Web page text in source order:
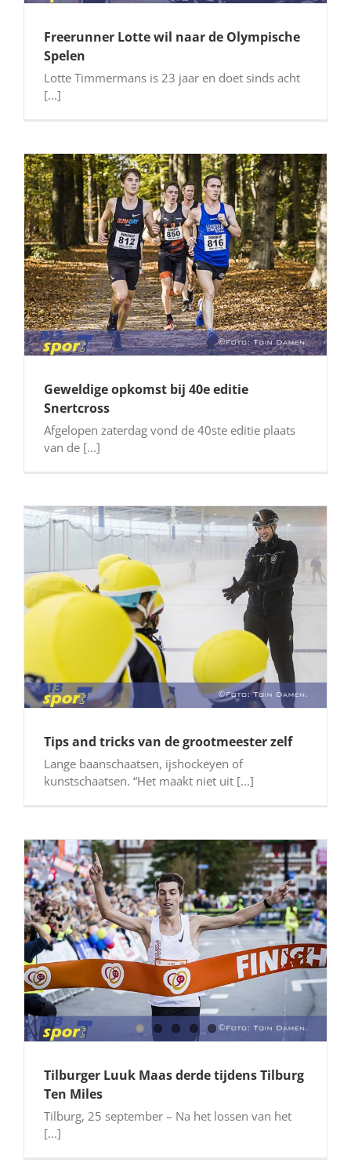
Freerunner Lotte wil naar de Olympische
Spelen
Lotte Timmermans is 23 jaar en doet sinds acht
[...]
Geweldige opkomst bij 40e editie
Snertcross
Afgelopen zaterdag vond de 40ste editie plaats
van de [...]
Tips and tricks van de grootmeester zelf
Lange baanschaatsen, ijshockeyen of
kunstschaatsen. “Het maakt niet uit [...]
Tilburger Luuk Maas derde tijdens Tilburg
Ten Miles
Tilburg, 25 september – Na het lossen van het
[...]